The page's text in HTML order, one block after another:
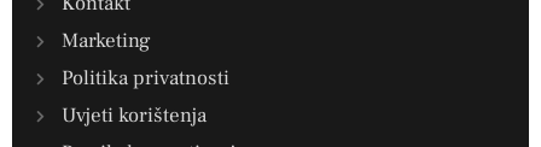
Marketing
Politika privatnosti
Uvjeti korištenja